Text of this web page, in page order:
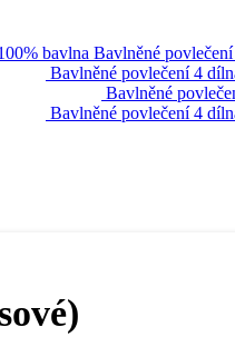
Bavlněné
Bavlněné povlečení 4
Bavlněné
Bavlněné povlečení 4